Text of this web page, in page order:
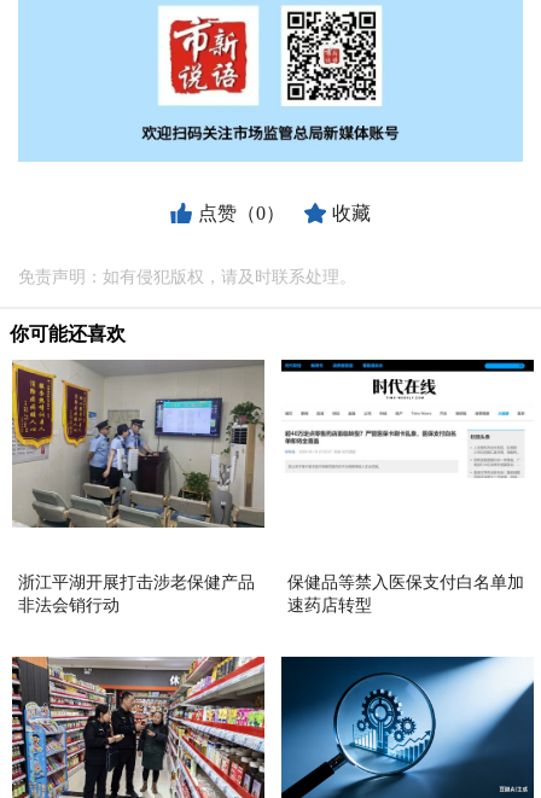
点赞（0） 收藏
免责声明：如有侵犯版权，请及时联系处理。
你可能还喜欢
浙江平湖开展打击涉老保健产品
非法会销行动
保健品等禁入医保支付白名单加
速药店转型